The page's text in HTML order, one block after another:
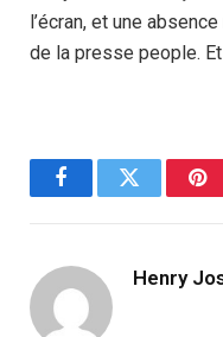
l’écran, et une
de la presse people.
FacebookTwitter
Henry